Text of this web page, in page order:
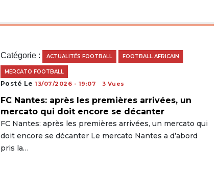
Catégorie : ACTUALITÉS FOOTBALL FOOTBALL AFRICAIN
MERCATO FOOTBALL
Posté Le13/07/2026 - 19:07 3 Vues
FC Nantes: après les premières arrivées, un
mercato qui doit encore se décanter
FC Nantes: après les premières arrivées, un mercato qui
doit encore se décanter Le mercato Nantes a d’abord
pris la…